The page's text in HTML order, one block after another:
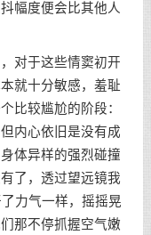
幅度便会比其他人
对于这些情窦初开
就十分敏感，羞耻
比较尴尬的阶段：
内心依旧是没有成
体异样的强烈碰撞
了，透过望远镜我
力气一样，摇摇晃
那不停抓握空气嫩